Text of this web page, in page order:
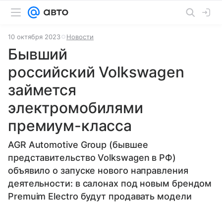
10 октября 2023 Новости
Бывший
российский Volkswagen
займется
электромобилями
премиум-класса
AGR Automotive Group (бывшее
представительство Volkswagen в РФ)
объявило о запуске нового направления
деятельности: в салонах под новым брендом
Premuim Electro будут продавать модели